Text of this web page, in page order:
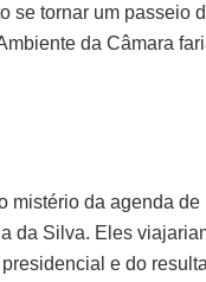
se tornar um passeio
da Câmara
mistério da agenda de
da Silva. Eles
e do